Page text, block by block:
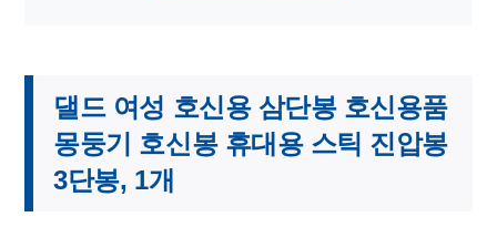
댈드 여성 호신용 삼단봉 호신용품
몽둥기 호신봉 휴대용 스틱 진압봉
3단봉, 1개